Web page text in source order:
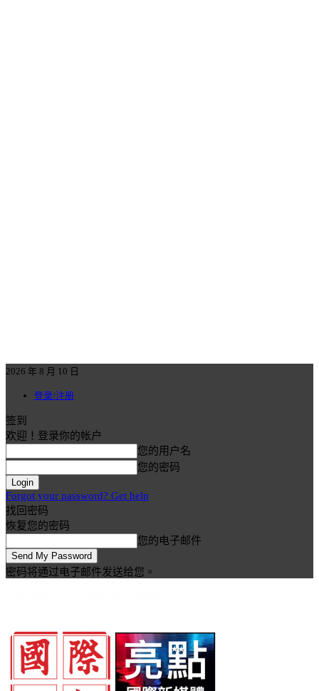
2026 年 8 月 10 日
登录/注册
签到
欢迎！登录你的帐户
您的用户名
您的密码
Forgot your password? Get help
找回密码
恢复您的密码
您的电子邮件
密码将通过电子邮件发送给您。